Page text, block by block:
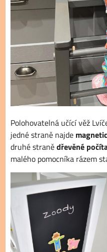
Polohovatelná učící věž
jedné straně najde
druhé stranědřevěné
malého pomocníka rázem